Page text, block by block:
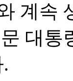
계속
대